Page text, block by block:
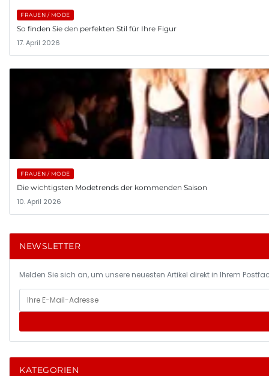
FRAUEN / MODE
So finden Sie den perfekten Stil für Ihre Figur
17. April 2026
FRAUEN / MODE
Die wichtigsten Modetrends der kommenden Saison
10. April 2026
NEWSLETTER
Melden Sie sich an, um unsere neuesten Artikel direkt in Ihrem
KATEGORIEN